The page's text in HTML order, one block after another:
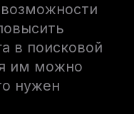
в поисковой
им можно
нужен